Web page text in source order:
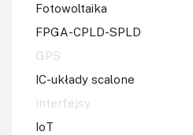
Fotowoltaika
FPGA-CPLD-SPLD
GPS
IC-układy scalone
Interfejsy
IoT